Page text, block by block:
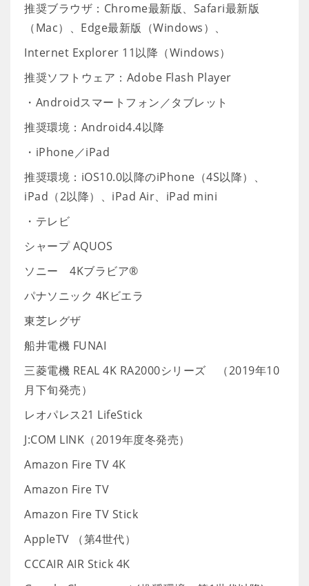
推奨ブラウザ：Chrome最新版、Safari最新版
（Mac）、Edge最新版（Windows）、
Internet Explorer 11以降（Windows）
推奨ソフトウェア：Adobe Flash Player
・Androidスマートフォン／タブレット
推奨環境：Android4.4以降
・iPhone／iPad
推奨環境：iOS10.0以降のiPhone（4S以降）、
iPad（2以降）、iPad Air、iPad mini
・テレビ
シャープ AQUOS
ソニー 4Kブラビア®
パナソニック 4Kビエラ
東芝レグザ
船井電機 FUNAI
三菱電機 REAL 4K RA2000シリーズ （2019年10
月下旬発売）
レオパレス21 LifeStick
J:COM LINK（2019年度冬発売）
Amazon Fire TV 4K
Amazon Fire TV
Amazon Fire TV Stick
AppleTV （第4世代）
CCCAIR AIR Stick 4K